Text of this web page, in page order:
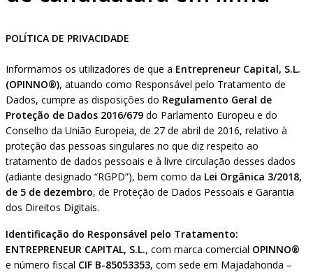
POLÍTICA DE PRIVACIDADE
Informamos os utilizadores de que a Entrepreneur Capital, S.L.
(OPINNO®), atuando como Responsável pelo Tratamento de
Dados, cumpre as disposições do Regulamento Geral de
Proteção de Dados 2016/679 do Parlamento Europeu e do
Conselho da União Europeia, de 27 de abril de 2016, relativo à
proteção das pessoas singulares no que diz respeito ao
tratamento de dados pessoais e à livre circulação desses dados
(adiante designado “RGPD”), bem como da Lei Orgânica 3/2018,
de 5 de dezembro, de Proteção de Dados Pessoais e Garantia
dos Direitos Digitais.
Identificação do Responsável pelo Tratamento:
ENTREPRENEUR CAPITAL, S.L., com marca comercial OPINNO®
e número fiscal CIF B-85053353, com sede em Majadahonda –